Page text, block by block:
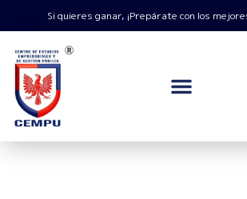
Si quieres ganar, ¡Prepárate con los